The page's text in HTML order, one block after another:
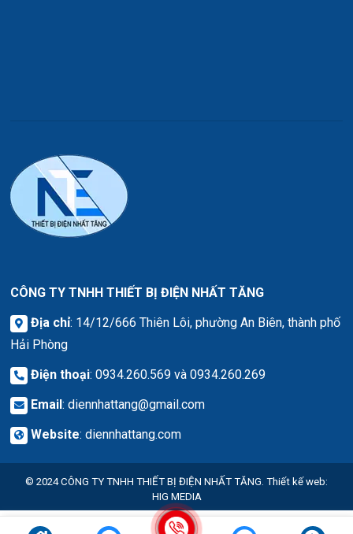
CÔNG TY TNHH THIẾT BỊ ĐIỆN NHẤT TĂNG
Địa chỉ: 14/12/666 Thiên Lôi, phường An Biên, thành phố
Hải Phòng
Điện thoại: 0934.260.569 và 0934.260.269
Email: diennhattang@gmail.com
Website: diennhattang.com
© 2024CÔNG TY TNHH THIẾT BỊ ĐIỆN NHẤT TĂNG. Thiết kế web:
HIG MEDIA